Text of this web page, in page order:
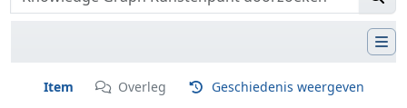
Item Overleg Geschiedenis weergeven